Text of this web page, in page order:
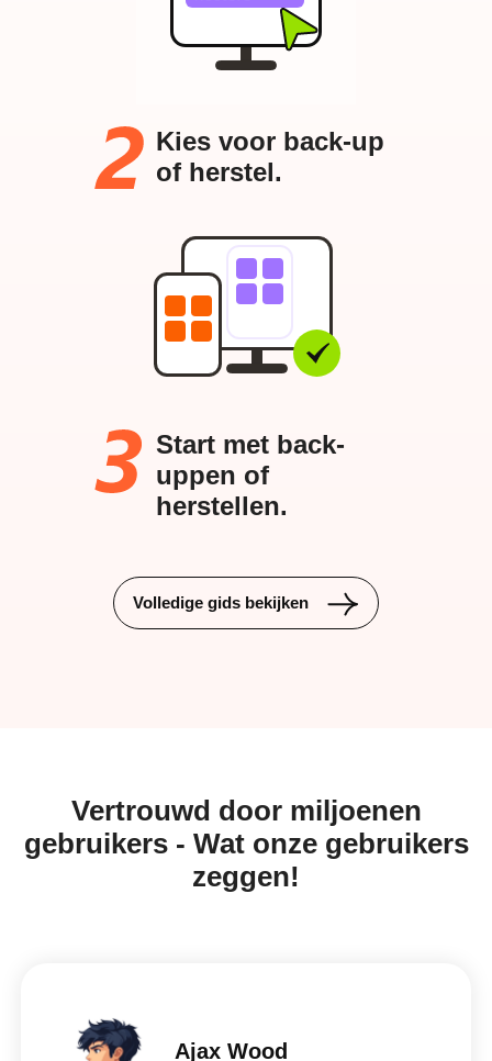
Kies voor back-up
of herstel.
Start met back-
uppen of
herstellen.
Volledige gids bekijken
Vertrouwd door miljoenen
gebruikers - Wat onze gebruikers
zeggen!
Ajax Wood